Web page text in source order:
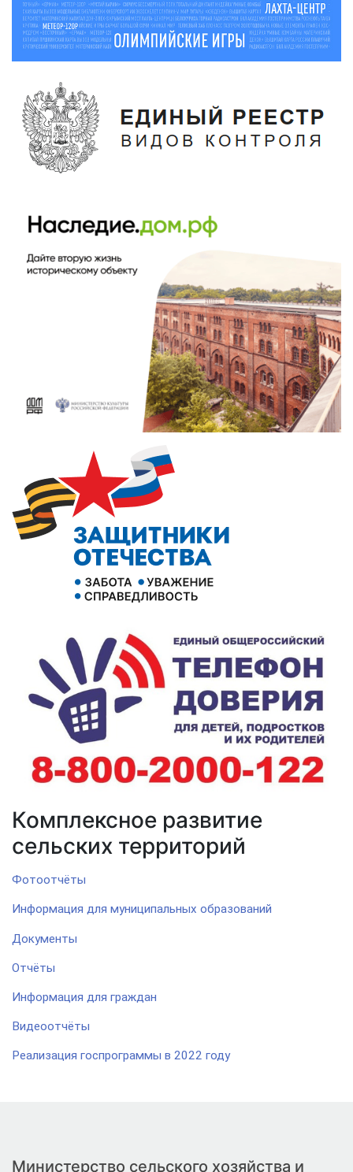
Комплексное развитие
сельских территорий
Фотоотчёты
Информация для муниципальных образований
Документы
Отчёты
Информация для граждан
Видеоотчёты
Реализация госпрограммы в 2022 году
Министерство сельского хозяйства и